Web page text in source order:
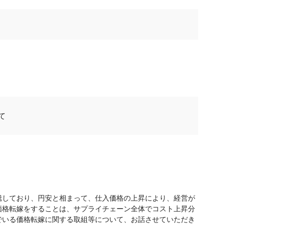
ており、円安と相まって、仕入価格の上昇により、経営が
転嫁をすることは、サプライチェーン全体でコスト上昇分
る価格転嫁に関する取組等について、お話させていただき